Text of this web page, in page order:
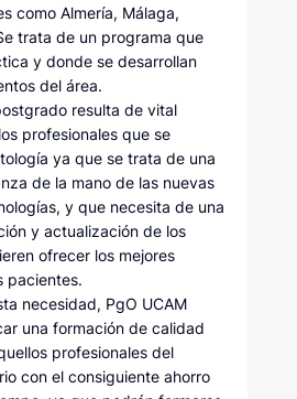
como Almería, Málaga,
trata de un programa que
y donde se desarrollan
del área.
resulta de vital
profesionales que se
ya que se trata de una
de la mano de las nuevas
y que necesita de una
y actualización de los
ofrecer los mejores
pacientes.
necesidad, PgO UCAM
una formación de calidad
profesionales del
con el consiguiente ahorro